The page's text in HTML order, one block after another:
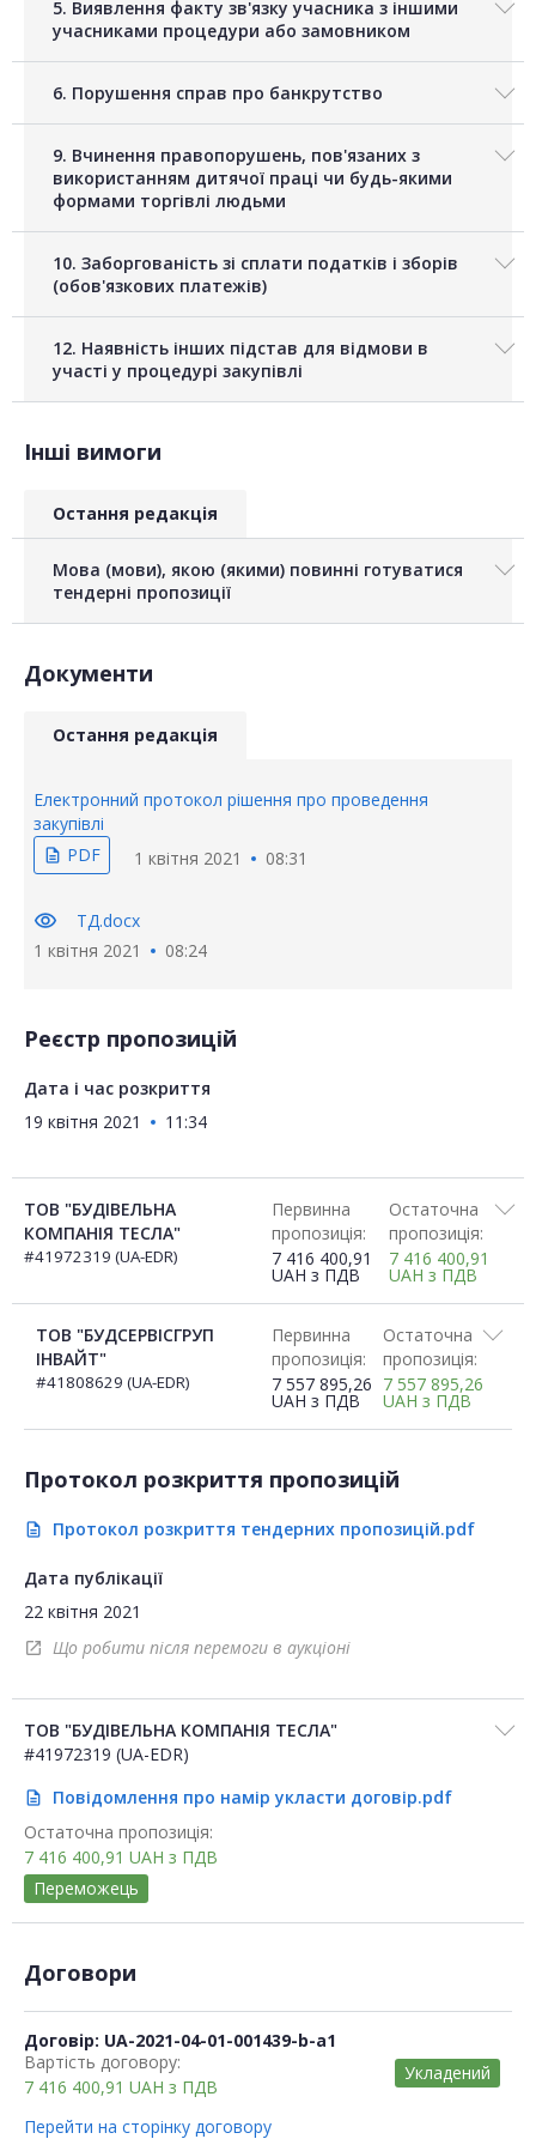
5. Виявлення факту зв'язку учасника з іншими
учасниками процедури або замовником
6. Порушення справ про банкрутство
9. Вчинення правопорушень, пов'язаних з
використанням дитячої праці чи будь-якими
формами торгівлі людьми
10. Заборгованість зі сплати податків і зборів
(обов'язкових платежів)
12. Наявність інших підстав для відмови в
участі у процедурі закупівлі
Інші вимоги
Остання редакція
Мова (мови), якою (якими) повинні готуватися
тендерні пропозиції
Документи
Остання редакція
Електронний протокол рішення про проведення
закупівлі
description PDF 1 квітня 2021 08:31
visibility
ТД.docx
1 квітня 2021
08:24
Реєстр пропозицій
Дата і час розкриття
19 квітня 2021
11:34
ТОВ "БУДІВЕЛЬНА
КОМПАНІЯ ТЕСЛА"
#41972319 (UA-EDR)
Первинна
пропозиція:
7 416 400,91
UAH з ПДВ
Остаточна
пропозиція:
7 416 400,91
UAH з ПДВ
ТОВ "БУДСЕРВІСГРУП
ІНВАЙТ"
#41808629 (UA-EDR)
Первинна
пропозиція:
7 557 895,26
UAH з ПДВ
Остаточна
пропозиція:
7 557 895,26
UAH з ПДВ
Протокол розкриття пропозицій
description Протокол розкриття тендерних пропозицій.pdf
Дата публікації
22 квітня 2021
open_in_new Що робити після перемоги в аукціоні
ТОВ "БУДІВЕЛЬНА КОМПАНІЯ ТЕСЛА"
#41972319 (UA-EDR)
description
Повідомлення про намір укласти договір.pdf
Остаточна пропозиція:
7 416 400,91 UAH з ПДВ
Переможець
Договори
Договір: UA-2021-04-01-001439-b-a1
Вартість договору:
7 416 400,91 UAH з ПДВ
Укладений
Перейти на сторінку договору